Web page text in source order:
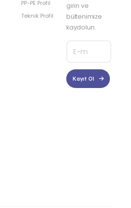
PP-PE Profil
Teknik Profil
girin ve
bültenimize
kaydolun.
Kayıt Ol